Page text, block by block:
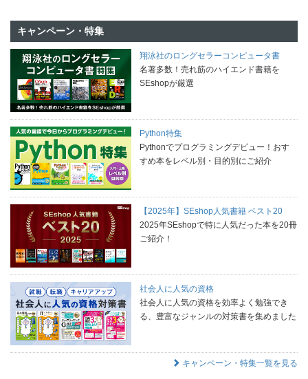
キャンペーン・特集
翔泳社のロングセラーコンピュータ書
名著多数！売れ筋のハイエンド書籍を
SEshopが厳選
Python特集
Pythonでプログラミングデビュー！おす
すめ本をレベル別・目的別にご紹介
【2025年】SEshop人気書籍 ベスト20
2025年SEshopで特に人気だった本を20冊
ご紹介！
社会人に人気の資格
社会人に人気の資格を効率よく勉強でき
る、豊富なジャンルの対策書を集めました
キャンペーン・特集一覧を見る